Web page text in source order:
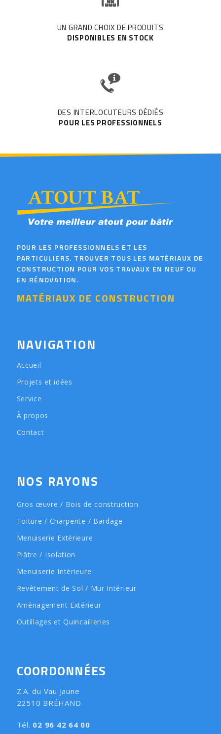
UN GRAND CHOIX DE PRODUITS
DISPONIBLES EN STOCK
DES INTERLOCUTEURS DÉDIÉS
POUR LES PROFESSIONNELS
POUR LES PROFESSIONNELS ET LES
PARTICULIERS. TROUVER TOUS LES MATÉRIAUX DE
CONSTRUCTION POUR VOS TRAVAUX EN NEUF OU
EN RÉNOVATION.
MATÉRIAUX DE CONSTRUCTION
NAVIGATION
Accueil
Projets et idées
Service
À propos
Contact
NOS RAYONS
Gros œuvre / Bois de construction
Toiture / Charpente / Bardage
Menuiserie Extérieure
Plâtre / Isolation
Menuiserie Intérieure
Revêtement de Sol / Mur Intérieur
Aménagement Extérieur
Outillages et Quincailleries
COORDONNÉES
Z.A. du Vau Jaune
22510 BRÉHAND
Tél. 02 96 42 64 00